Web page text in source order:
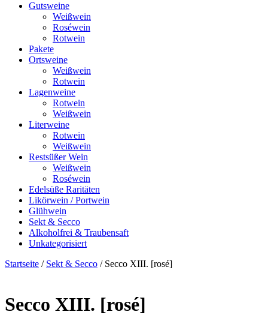
Gutsweine
Weißwein
Roséwein
Rotwein
Pakete
Ortsweine
Weißwein
Rotwein
Lagenweine
Rotwein
Weißwein
Literweine
Rotwein
Weißwein
Restsüßer Wein
Weißwein
Roséwein
Edelsüße Raritäten
Likörwein / Portwein
Glühwein
Sekt & Secco
Alkoholfrei & Traubensaft
Unkategorisiert
Startseite / Sekt & Secco / Secco XIII. [rosé]
Secco XIII. [rosé]